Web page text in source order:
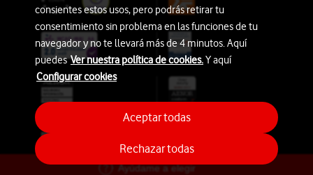
Ayúdame a elegir
consientes estos usos, pero podrás retirar tu
consentimiento sin problema en las funciones de tu
navegador y no te llevará más de 4 minutos. Aquí
puedesVer nuestra política de cookies.Y aquí
Configurar cookies
Rechazar todas
Aceptar todas